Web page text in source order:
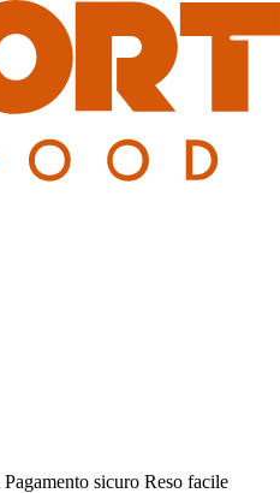
Pagamento sicuro Reso facile